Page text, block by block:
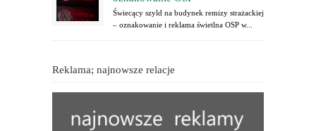
Świecący szyld na budynek remizy strażackiej
– oznakowanie i reklama świetlna OSP w...
Reklama; najnowsze relacje